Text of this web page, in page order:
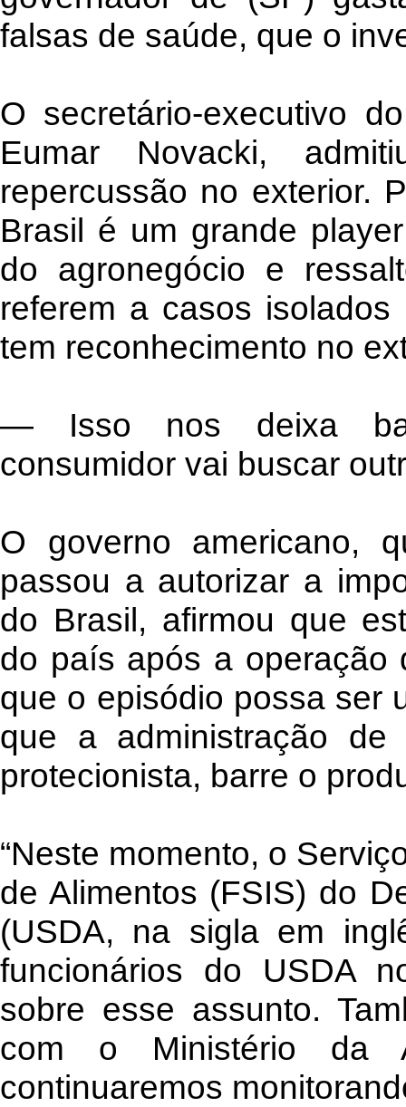
falsas de saúde, que o
O secretário-executivo
Eumar Novacki,
repercussão no exterior.
Brasil é um grande
do agronegócio e
referem a casos
tem reconhecimento no
— Isso nos deixa
consumidor vai buscar
O governo americano,
passou a autorizar a
do Brasil, afirmou que
do país após a operação
que o episódio possa ser
que a administração
protecionista, barre o
“Neste momento, o
de Alimentos (FSIS) do
(USDA, na sigla em
funcionários do USDA
sobre esse assunto.
com o Ministério da
continuaremos